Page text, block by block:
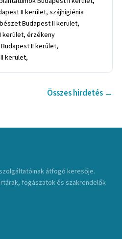
Összes hirdetés →
átfogó keresője.
fogászatok és szakrendelők